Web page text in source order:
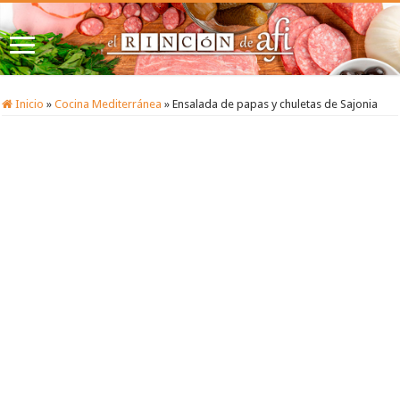
Inicio » Cocina Mediterránea » Ensalada de papas y chuletas de Sajonia